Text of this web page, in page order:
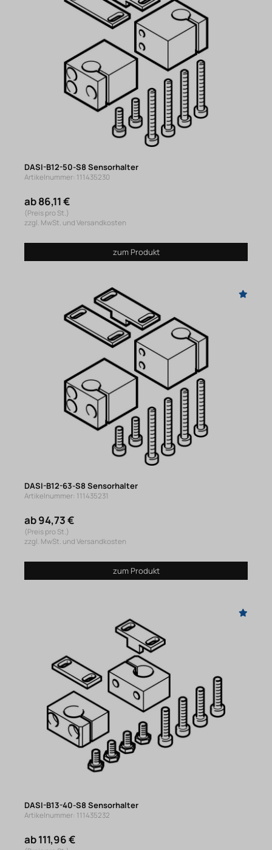
DASI-B12-50-S8 Sensorhalter
Artikelnummer: 111435230
ab 86,11 €
(Preis pro St.)
zzgl. MwSt. und Versandkosten
zum Produkt
DASI-B12-63-S8 Sensorhalter
Artikelnummer: 111435231
ab 94,73 €
(Preis pro St.)
zzgl. MwSt. und Versandkosten
zum Produkt
DASI-B13-40-S8 Sensorhalter
Artikelnummer: 111435232
ab 111,96 €